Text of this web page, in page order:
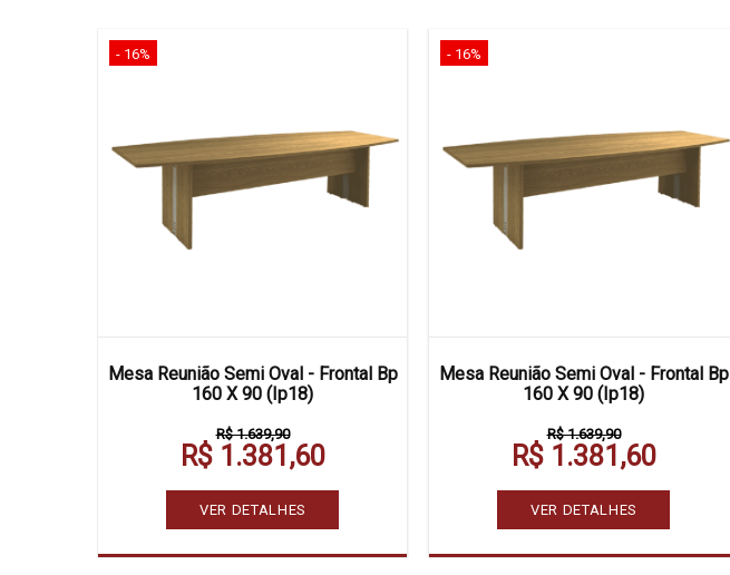
- 16%
Mesa Reunião Semi Oval - Frontal Bp
160 X 90 (Ip18)
R$ 1.639,90
R$ 1.381,60
VER DETALHES
- 16%
Mesa Reunião Semi Oval - Frontal Bp
160 X 90 (Ip18)
R$ 1.639,90
R$ 1.381,60
VER DETALHES